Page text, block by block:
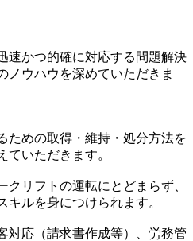
速かつ的確に対応する問題解決
ノウハウを深めていただきま
ための取得・維持・処分方法を
ていただきます。
リフトの運転にとどまらず、
ルを身につけられます。
対応（請求書作成等）、労務管